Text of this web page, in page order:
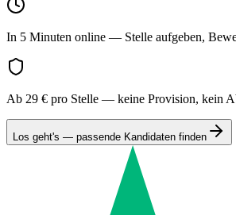
In 5 Minuten online — Stelle aufgeben,
Ab 29 € pro Stelle — keine Provision, kein
Los geht's — passende Kandidaten finden